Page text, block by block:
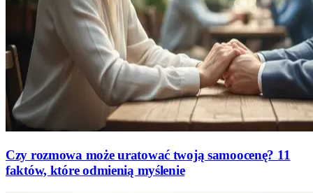
Czy rozmowa może uratować twoją samoocenę? 11
faktów, które odmienią myślenie